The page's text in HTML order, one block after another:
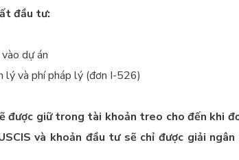
đầu tư:
dự án
lý và phí pháp lý (đơn I-526)
được giữ trong tài khoản treo cho đến khi
và khoản đầu tư sẽ chỉ được giải